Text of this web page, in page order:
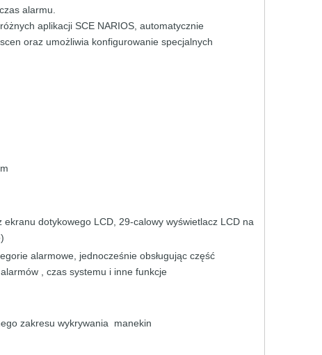
alarmu.
aplikacji SCE NARIOS, automatycznie
oraz umożliwia konfigurowanie specjalnych
ekranu dotykowego LCD, 29-calowy wyświetlacz LCD na
alarmowe, jednocześnie obsługując część
alarmów czas systemu i inne funkcje
zakresu wykrywania manekin